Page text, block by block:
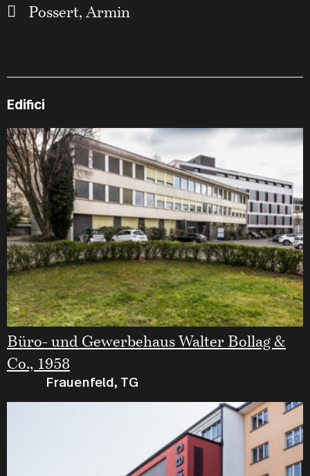
Possert, Armin
Edifici
Büro- und Gewerbehaus Walter Bollag &
Co., 1958
Frauenfeld, TG